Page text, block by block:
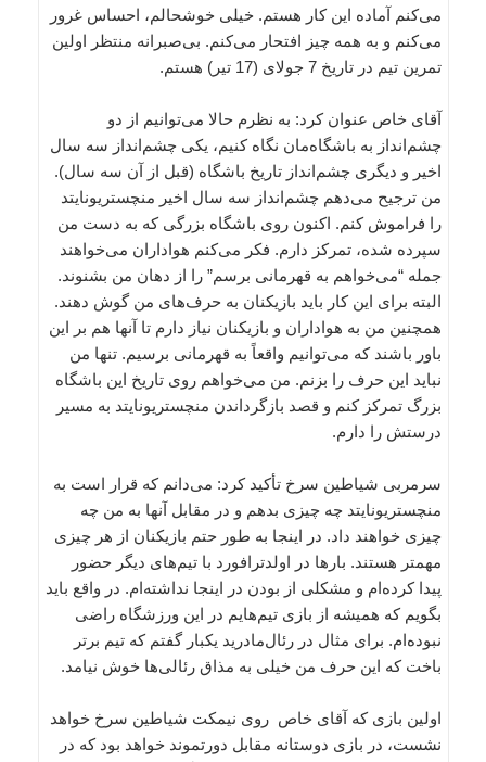
می‌کنم آماده این کار هستم. خیلی خوشحالم، احساس غرور
می‌کنم و به همه چیز افتحار می‌کنم. بی‌صبرانه منتظر اولین
تمرین تیم در تاریخ 7 جولای (17 تیر) هستم.
آقای خاص عنوان کرد: به نظرم حالا می‌توانیم از دو
چشم‌انداز به باشگاه‌مان نگاه کنیم، یکی چشم‌انداز سه سال
اخیر و دیگری چشم‌انداز تاریخ باشگاه (قبل از آن سه سال).
من ترجیح می‌دهم چشم‌انداز سه سال اخیر منچستریونایتد
را فراموش کنم. اکنون روی باشگاه بزرگی که به دست من
سپرده شده، تمرکز دارم. فکر می‌کنم هواداران می‌خواهند
جمله “می‌خواهم به قهرمانی برسم” را از دهان من بشنوند.
البته برای این کار باید بازیکنان به حرف‌های من گوش دهند.
همچنین من به هواداران و بازیکنان نیاز دارم تا آنها هم بر این
باور باشند که می‌توانیم واقعاً به قهرمانی برسیم. تنها من
نباید این حرف را بزنم. من می‌خواهم روی تاریخ این باشگاه
بزرگ تمرکز کنم و قصد بازگرداندن منچستریونایتد به مسیر
درستش را دارم.
سرمربی شیاطین سرخ تأکید کرد: می‌دانم که قرار است به
منچستریونایتد چه چیزی بدهم و در مقابل آنها به من چه
چیزی خواهند داد. در اینجا به طور حتم بازیکنان از هر چیزی
مهمتر هستند. بارها در اولدترافورد با تیم‌های دیگر حضور
پیدا کرده‌ام و مشکلی از بودن در اینجا نداشته‌ام. در واقع باید
بگویم که همیشه از بازی تیم‌هایم در این ورزشگاه راضی
نبوده‌ام. برای مثال در رئال‌مادرید یکبار گفتم که تیم برتر
باخت که این حرف من خیلی به مذاق رئالی‌ها خوش نیامد.
اولین بازی که آقای خاص روی نیمکت شیاطین سرخ خواهد
نشست، در بازی دوستانه مقابل دورتموند خواهد بود که در